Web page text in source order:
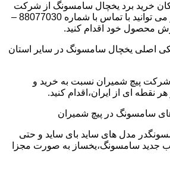
خرید برد یخچال سامسونگ از شرکت
پیچ شمیران وجود دارد و می توانید با تماس با شماره 88077030 –
اصلی یخچال سامسونگ در سایر استان
شرکت پیچ شمیران نسبت به خرید و
ای از ایران،اقدام کنید.
سامسونگ در پیچ شمیران
مدل های ساید بای ساید و حتی
جدید سامسونگ،یخساز به صورت مجزا